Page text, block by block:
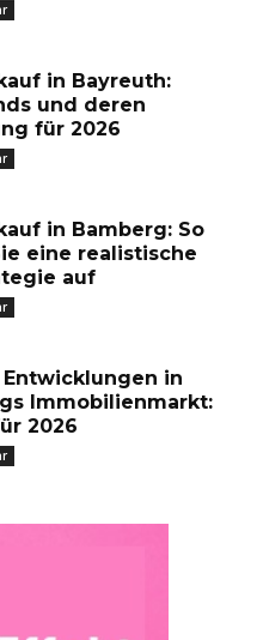
in Bayreuth:
und deren
für 2026
in Bamberg: So
eine realistische
auf
in
Immobilienmarkt:
2026